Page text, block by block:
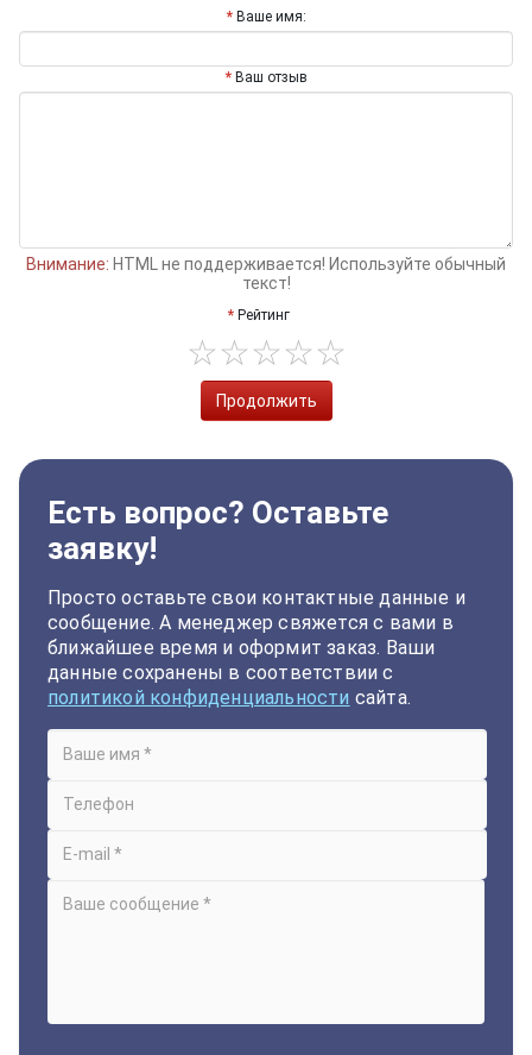
Ваше имя:
Ваш отзыв
Внимание: HTML не поддерживается! Используйте обычный
текст!
Рейтинг
Продолжить
Есть вопрос? Оставьте
заявку!
Просто оставьте свои контактные данные и
сообщение. А менеджер свяжется с вами в
ближайшее время и оформит заказ. Ваши
данные сохранены в соответствии с
политикой конфиденциальности сайта.